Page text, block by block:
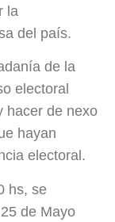
la
del país.
de la
electoral
hacer de nexo
hayan
electoral.
hs, se
de Mayo